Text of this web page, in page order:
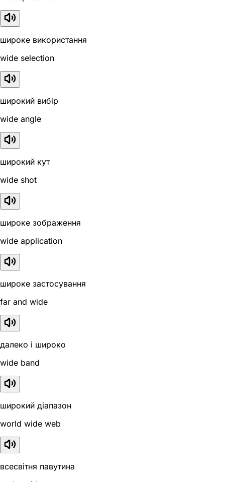
широке використання
wide selection
широкий вибір
wide angle
широкий кут
wide shot
широке зображення
wide application
широке застосування
far and wide
далеко і широко
wide band
широкий діапазон
world wide web
всесвітня павутина